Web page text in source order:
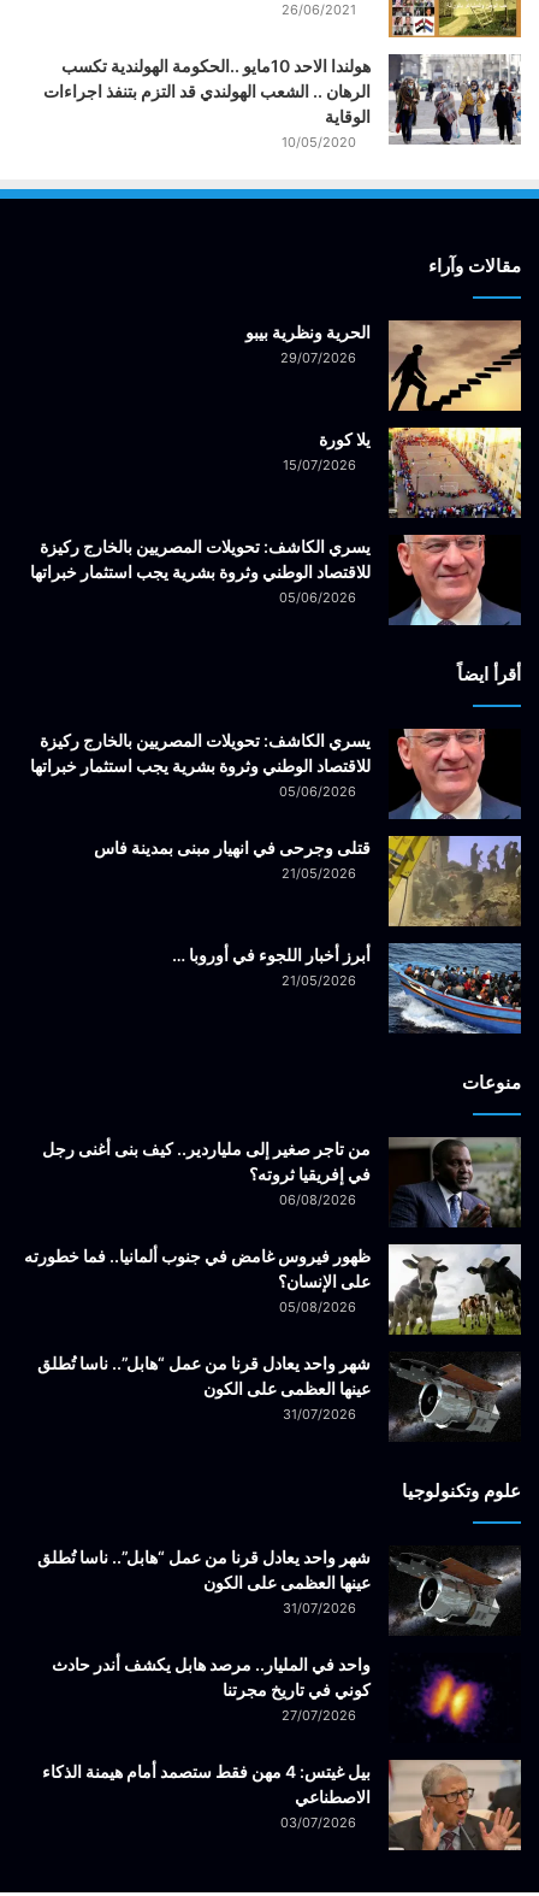
26/06/2021
هولندا الاحد 10مايو ..الحكومة الهولندية تكسب
الرهان .. الشعب الهولندي قد التزم بتنفذ اجراءات
الوقاية
10/05/2020
مقالات وآراء
الحرية ونظرية بيبو
29/07/2026
يلا كورة
15/07/2026
يسري الكاشف: تحويلات المصريين بالخارج ركيزة
للاقتصاد الوطني وثروة بشرية يجب استثمار خبراتها
05/06/2026
أقرأ ايضاً
يسري الكاشف: تحويلات المصريين بالخارج ركيزة
للاقتصاد الوطني وثروة بشرية يجب استثمار خبراتها
05/06/2026
قتلى وجرحى في انهيار مبنى بمدينة فاس
21/05/2026
أبرز أخبار اللجوء في أوروبا …
21/05/2026
منوعات
من تاجر صغير إلى ملياردير.. كيف بنى أغنى رجل
في إفريقيا ثروته؟
06/08/2026
ظهور فيروس غامض في جنوب ألمانيا.. فما خطورته
على الإنسان؟
05/08/2026
شهر واحد يعادل قرنا من عمل “هابل”.. ناسا تُطلق
عينها العظمى على الكون
31/07/2026
علوم وتكنولوجيا
شهر واحد يعادل قرنا من عمل “هابل”.. ناسا تُطلق
عينها العظمى على الكون
31/07/2026
واحد في المليار.. مرصد هابل يكشف أندر حادث
كوني في تاريخ مجرتنا
27/07/2026
بيل غيتس: 4 مهن فقط ستصمد أمام هيمنة الذكاء
الاصطناعي
03/07/2026